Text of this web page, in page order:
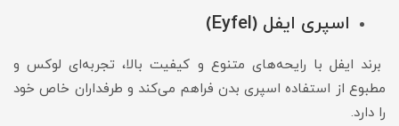
اسپری ایفل (Eyfel)
برند ایفل با رایحه‌های متنوع و کیفیت بالا، تجربه‌ای لوکس و
مطبوع از استفاده اسپری بدن فراهم می‌کند و طرفداران خاص خود
را دارد.